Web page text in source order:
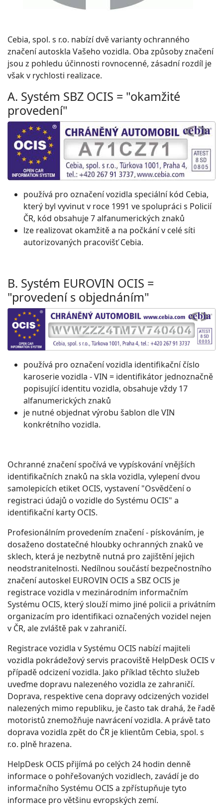
Cebia, spol. s r.o. nabízí dvě varianty ochranného
značení autoskla Vašeho vozidla. Oba způsoby značení
jsou z pohledu účinnosti rovnocenné, zásadní rozdíl je
však v rychlosti realizace.
A. Systém SBZ OCIS = "okamžité
provedení"
používá pro označení vozidla speciální kód Cebia,
který byl vyvinut v roce 1991 ve spolupráci s Policií
ČR, kód obsahuje 7 alfanumerických znaků
lze realizovat okamžitě a na počkání v celé síti
autorizovaných pracovišť Cebia.
B. Systém EUROVIN OCIS =
"provedení s objednáním"
používá pro označení vozidla identifikační číslo
karoserie vozidla - VIN = identifikátor jednoznačně
popisující identitu vozidla, obsahuje vždy 17
alfanumerických znaků
je nutné objednat výrobu šablon dle VIN
konkrétního vozidla.
Ochranné značení spočívá ve vypískování vnějších
identifikačních znaků na skla vozidla, vylepení dvou
samolepicích etiket OCIS, vystavení "Osvědčení o
registraci údajů o vozidle do Systému OCIS" a
identifikační karty OCIS.
Profesionálním provedením značení - pískováním, je
dosaženo dostatečné hloubky ochranných znaků ve
sklech, která je nezbytně nutná pro zajištění jejich
neodstranitelnosti. Nedílnou součástí bezpečnostního
značení autoskel EUROVIN OCIS a SBZ OCIS je
registrace vozidla v mezinárodním informačním
Systému OCIS, který slouží mimo jiné policii a privátním
organizacím pro identifikaci označených vozidel nejen
v ČR, ale zvláště pak v zahraničí.
Registrace vozidla v Systému OCIS nabízí majiteli
vozidla pokrádežový servis pracoviště HelpDesk OCIS v
případě odcizení vozidla. Jako příklad těchto služeb
uveďme dopravu nalezeného vozidla ze zahraničí.
Doprava, respektive cena dopravy odcizených vozidel
nalezených mimo republiku, je často tak drahá, že řadě
motoristů znemožňuje navrácení vozidla. A právě tato
doprava vozidla zpět do ČR je klientům Cebia, spol. s
r.o. plně hrazena.
HelpDesk OCIS přijímá po celých 24 hodin denně
informace o pohřešovaných vozidlech, zavádí je do
informačního Systému OCIS a zpřístupňuje tyto
informace pro většinu evropských zemí.